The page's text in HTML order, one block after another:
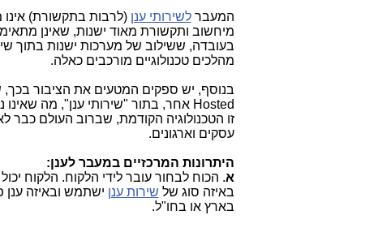
המעברלשירותי ענן (לרבות בתקשורת)
מיחשוב ותקשורת מאוד ישנות, שאינן
בעובדה, ששילוב של מערכות ישנות בתוך
מהלכים טכנולוגיים מורכבים כאלה.
בנוסף, יש ספקים המטעים את הציבור בכך,
Hosted אחר, בתור "שירותי ענן", מה שאינו
זו הטכנולוגיה הקודמת, שברוב העולם כבר
עסקים וארגונים.
היתרונות המרכזיים במעבר לענן:
א. הכוח לבחור עובר לידי הלקוח. הלקוח
באיזה סוג של שירות ענן ישתמש ובאיזה ענן
בארץ או בחו"ל.